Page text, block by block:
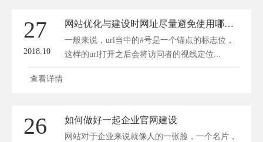
27
2018.10
网站优化与建设时网址尽量避免使用哪些符号
一般来说，url当中的#号是一个锚点的标志位，
这样的url打开之后会将访问者的视线定位...
查看详情
26 ​如何做好一起企业官网建设
网站对于企业来说就像人的一张脸，一个名片，